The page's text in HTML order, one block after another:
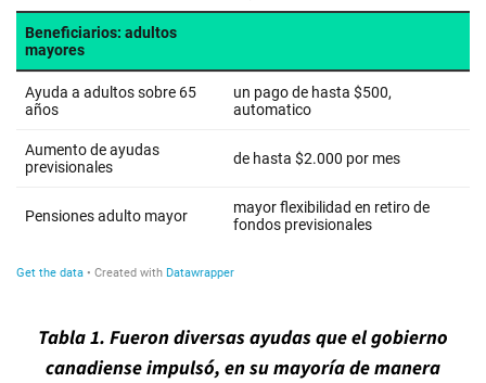
Tabla 1. Fueron diversas ayudas que el gobierno
canadiense impulsó, en su mayoría de manera